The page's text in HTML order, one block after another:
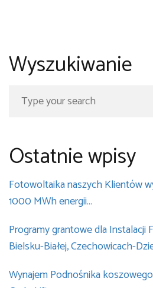
Wyszukiwanie
Ostatnie wpisy
Fotowoltaika naszych Klientów
1000 MWh energii…
Programy grantowe dla
Bielsku-Białej, Czechowicach-
Wynajem Podnośnika